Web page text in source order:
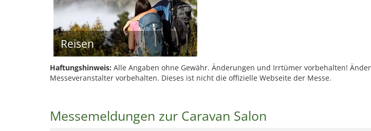
Reisen
Haftungshinweis: Alle Angaben ohne Gewähr. Änderungen und Irrtümer vorbehalten!
Messeveranstalter vorbehalten. Dieses ist nicht die offizielle Webseite der Messe.
Messemeldungen zur Caravan Salon